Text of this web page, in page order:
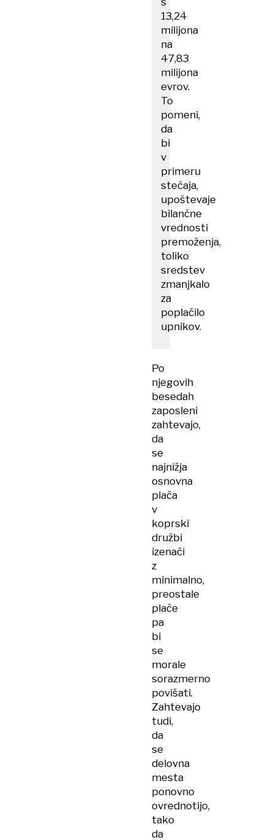
13,24
milijona
na
47,83
milijona
evrov.
To
pomeni,
da
bi
v
primeru
stečaja,
upoštevaje
bilančne
vrednosti
premoženja,
toliko
sredstev
zmanjkalo
za
poplačilo
upnikov.
Po
njegovih
besedah
zaposleni
zahtevajo,
da
se
najnižja
osnovna
plača
v
koprski
družbi
izenači
z
minimalno,
preostale
plače
pa
bi
se
morale
sorazmerno
povišati.
Zahtevajo
tudi,
da
se
delovna
mesta
ponovno
ovrednotijo,
tako
da